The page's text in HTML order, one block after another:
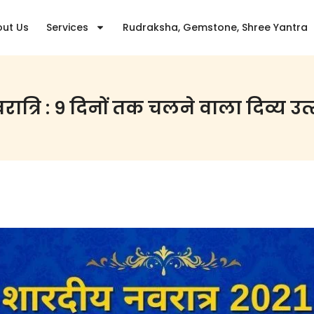
Us Services Rudraksha, Gemstone, Shree Yantra
: ९ दिनों तक चलने वाला दिव्य